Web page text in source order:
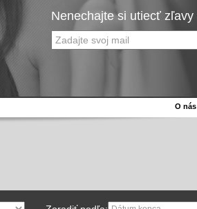
Nenechajte si utiecť zľavy
O nás